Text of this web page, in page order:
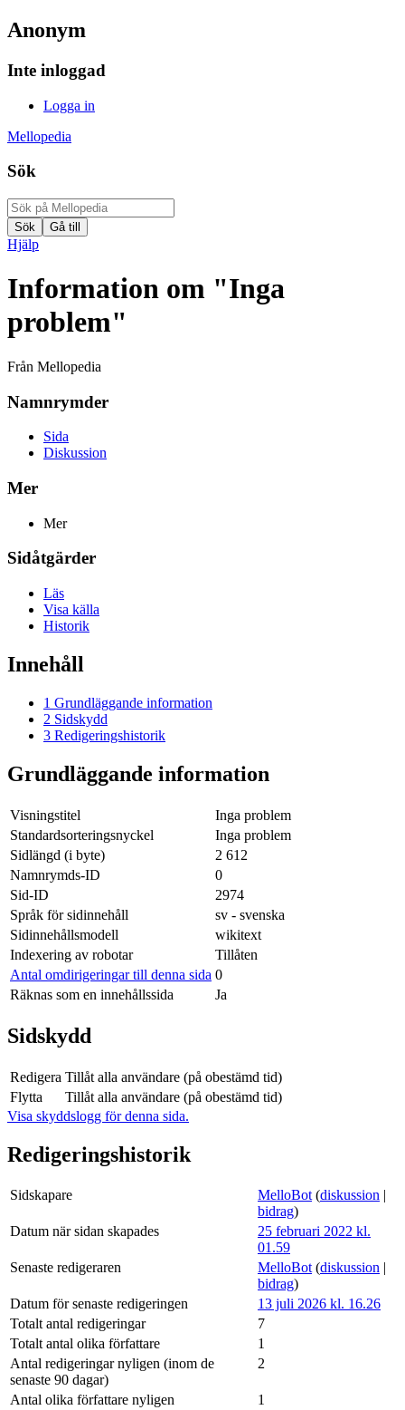
Anonym
Inte inloggad
Logga in
Mellopedia
Sök
Hjälp
Information om "Inga
problem"
Från Mellopedia
Namnrymder
Sida
Diskussion
Mer
Mer
Sidåtgärder
Läs
Visa källa
Historik
Innehåll
1 Grundläggande information
2 Sidskydd
3 Redigeringshistorik
Grundläggande information
Visningstitel
Inga problem
Standardsorteringsnyckel
Inga problem
Sidlängd (i byte)
2 612
Namnrymds-ID
0
Sid-ID
2974
Språk för sidinnehåll
sv - svenska
Sidinnehållsmodell
wikitext
Indexering av robotar
Tillåten
Antal omdirigeringar till denna sida 0
Räknas som en innehållssida
Ja
Sidskydd
Redigera Tillåt alla användare (på obestämd tid)
Flytta
Tillåt alla användare (på obestämd tid)
Visa skyddslogg för denna sida.
Redigeringshistorik
Sidskapare MelloBot (diskussion |
bidrag)
Datum när sidan skapades
25 februari 2022 kl.
01.59
Senaste redigeraren
MelloBot (diskussion |
bidrag)
Datum för senaste redigeringen
13 juli 2026 kl. 16.26
Totalt antal redigeringar
7
Totalt antal olika författare
1
Antal redigeringar nyligen (inom de
senaste 90 dagar)
2
Antal olika författare nyligen
1